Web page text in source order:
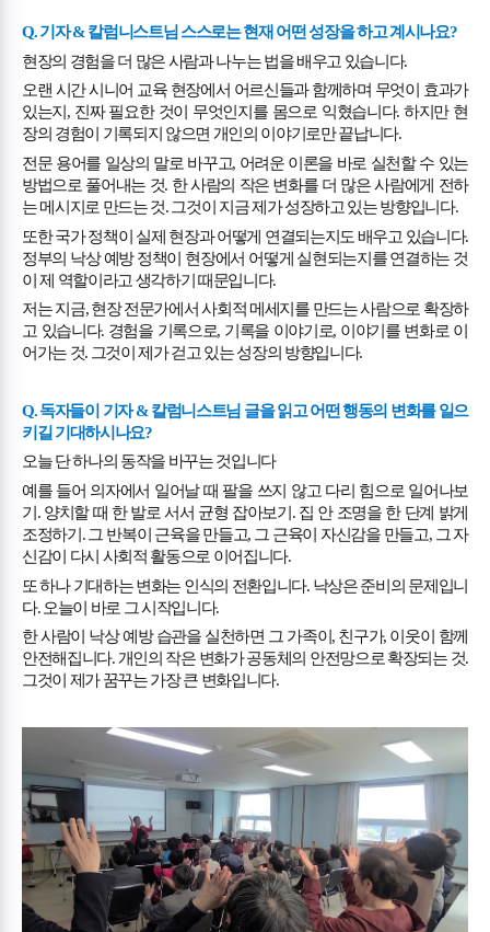
Q.기자&칼럼니스트님 스스로는 현재 어떤 성장을 하고 계시나요?
현장의 경험을 더 많은 사람과 나누는 법을 배우고 있습니다.
오랜 시간 시니어 교육 현장에서 어르신들과 함께하며 무엇이 효과가
있는지 , 진짜 필요한 것이 무엇인지를 몸으로 익혔습니다.하지만 현
장의 경험이 기록되지 않으면 개인의 이야기로만 끝납니다.
전문 용어를 일상의 말로 바꾸고, 어려운 이론을 바로 실천할 수 있는
방법으로 풀어내는 것. 한 사람의 작은 변화를 더 많은 사람에게 전하
는 메시지로 만드는 것. 그것이 지금 제가 성장하고 있는 방향입니다.
또한 국가 정책이 실제 현장과 어떻게 연결되는지도 배우고 있습니다.
정부의 낙상 예방 정책이 현장에서 어떻게 실현되는지를 연결하는 것
이 제 역할이라고 생각하기 때문입니다.
저는 지금,현장 전문가에서 사회적 메세지를 만드는 사람으로 확장하
고 있습니다. 경험을 기록으로, 기록을 이야기로, 이야기를 변화로 이
어가는 것. 그것이 제가 걷고 있는 성장의 방향입니다.
Q.독자들이 기자&칼럼니스트님 글을 읽고 어떤 행동의 변화를 일으
키길 기대하시나요?
오늘 단 하나의 동작을 바꾸는 것입니다
예를 들어 의자에서 일어날 때 팔을 쓰지 않고 다리 힘으로 일어나보
기 . 양치할 때 한 발로 서서 균형 잡아보기 . 집 안 조명을 한 단계 밝게
조정하기 . 그 반복이 근육을 만들고, 그 근육이 자신감을 만들고, 그 자
신감이 다시 사회적 활동으로 이어집니다.
또 하나 기대하는 변화는 인식의 전환입니다. 낙상은 준비의 문제입니
다. 오늘이 바로 그 시작입니다.
한 사람이 낙상 예방 습관을 실천하면 그 가족이 , 친구가, 이웃이 함께
안전해집니다. 개인의 작은 변화가 공동체의 안전망으로 확장되는 것.
그것이 제가 꿈꾸는 가장 큰 변화입니다.